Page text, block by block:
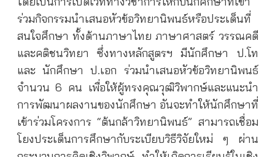
ร่วมกิจกรรมนำเสนอหัวข้อวิทยานิพนธ์หรือประเด็นที่
สนใจศึกษา ทั้งด้านภาษาไทย ภาษาศาสตร์ วรรณคดี
และคติชนวิทยา ซึ่งทางหลักสูตรฯ มีนักศึกษา ป.โท
และ นักศึกษา ป.เอก ร่วมนำเสนอหัวข้อวิทยานิพนธ์
จำนวน 6 คน เพื่อให้ผู้ทรงคุณวุฒิวิพากษ์และแนะนำ
การพัฒนาผลงานของนักศึกษา อันจะทำให้นักศึกษาที่
เข้าร่วมโครงการ “ต้นกล้าวิทยานิพนธ์” สามารถเชื่อม
โยงประเด็นการศึกษากับระเบียบวิธีวิจัยใหม่ ๆ ผ่าน